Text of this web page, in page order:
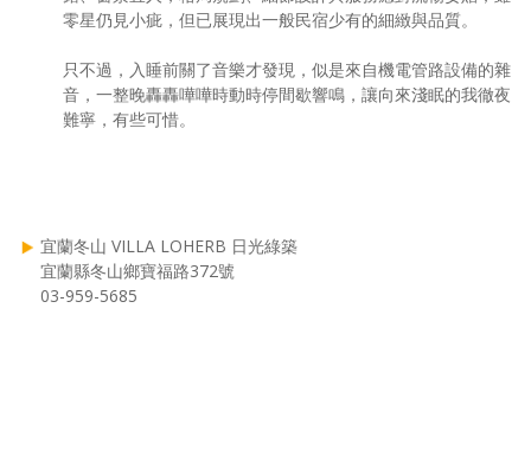
零星仍見小疵，但已展現出一般民宿少有的細緻與品質。
只不過，入睡前關了音樂才發現，似是來自機電管路設備的雜
音，一整晚轟轟嘩嘩時動時停間歇響鳴，讓向來淺眠的我徹夜
難寧，有些可惜。
宜蘭冬山 VILLA LOHERB 日光綠築
宜蘭縣冬山鄉寶福路372號
03-959-5685